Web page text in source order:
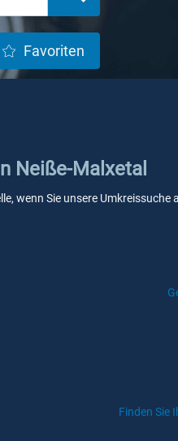
Favoriten
Neiße-Malxetal
wenn Sie unsere Umkreissuche
Finden Sie